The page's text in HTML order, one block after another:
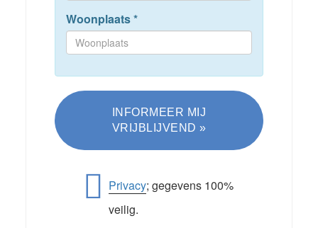
Woonplaats*
Privacy; gegevens 100%
veilig.